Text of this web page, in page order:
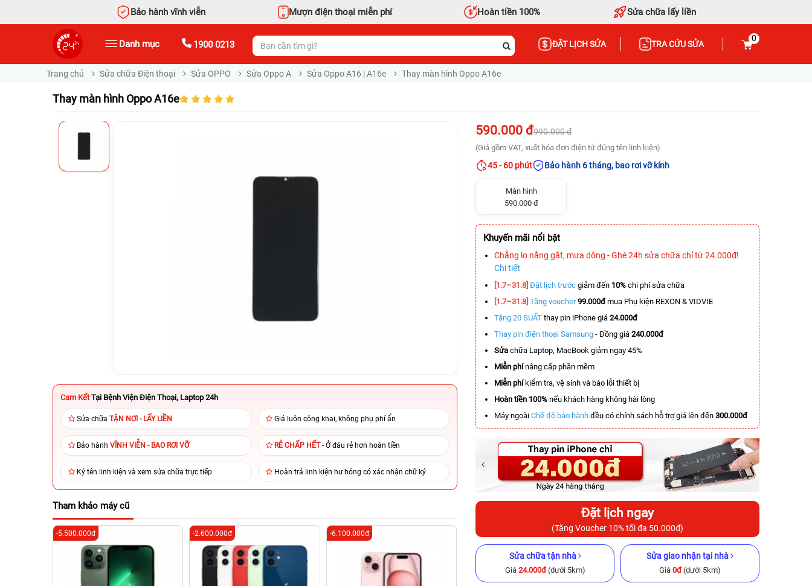
Bảo hành vĩnh viễn Mượn điện thoại miễn phí Hoàn tiền 100% Sửa chữa lấy liền
Danh mục 1900 0213 ĐẶT LỊCH SỬA TRA CỨU SỬA
0
Trang chủ Sửa chữa Điện thoại Sửa OPPO Sửa Oppo A Sửa Oppo A16 | A16e Thay màn hình Oppo A16e
Thay màn hình Oppo A16e
Cam Kết Tại Bệnh Viện Điện Thoại, Laptop 24h
Sửa chữa TẬN NƠI - LẤY LIỀN Giá luôn công khai, không phụ phí ẩn
Bảo hành VĨNH VIỄN - BAO RƠI VỠ RẺ CHẤP HẾT- Ở đâu rẻ hơn hoàn tiền
Ký tên linh kiện và xem sửa chữa trực tiếp Hoàn trả linh kiện hư hỏng có xác nhận chữ ký
Tham khảo máy cũ
-5.500.000đ -2.600.000đ -6.100.000đ -8.500.000đ -6.500.000đ -6.500.000đ
590.000 đ990.000 đ
(Giá gồm VAT, xuất hóa đơn điện tử đúng tên linh kiện)
45 - 60 phút Bảo hành 6 tháng, bao rơi vỡ kính
Màn hình
590.000 đ
Khuyến mãi nổi bật
Chẳng lo nắng gắt, mưa dông - Ghé 24h sửa chữa chỉ từ 24.000đ!
Chi tiết
[1.7–31.8] Đặt lịch trước giảm đến 10% chi phí sửa chữa
[1.7–31.8] Tặng voucher 99.000đmua Phụ kiện REXON & VIDVIE
Tặng 20 SUẤT thay pin iPhone giá 24.000đ
Thay pin điện thoại Samsung - Đồng giá 240.000đ
Sửa chữa Laptop, MacBook giảm ngay 45%
Miễn phínâng cấp phần mềm
Miễn phíkiểm tra, vệ sinh và báo lỗi thiết bị
Hoàn tiền 100% nếu khách hàng không hài lòng
Máy ngoài Chế độ bảo hành đều có chính sách hỗ trợ giá lên đến 300.000đ
Đặt lịch ngay
(Tặng Voucher 10% tối đa 50.000đ)
Sửa chữa tận nhà
Giá 24.000đ(dưới 5km)
Sửa giao nhận tại nhà
Giá 0đ(dưới 5km)